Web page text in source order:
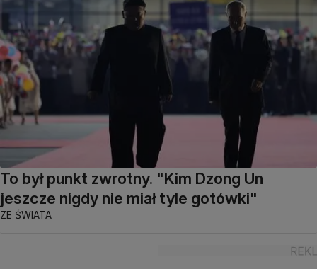
To był punkt zwrotny. "Kim Dzong Un
jeszcze nigdy nie miał tyle gotówki"
ZE ŚWIATA